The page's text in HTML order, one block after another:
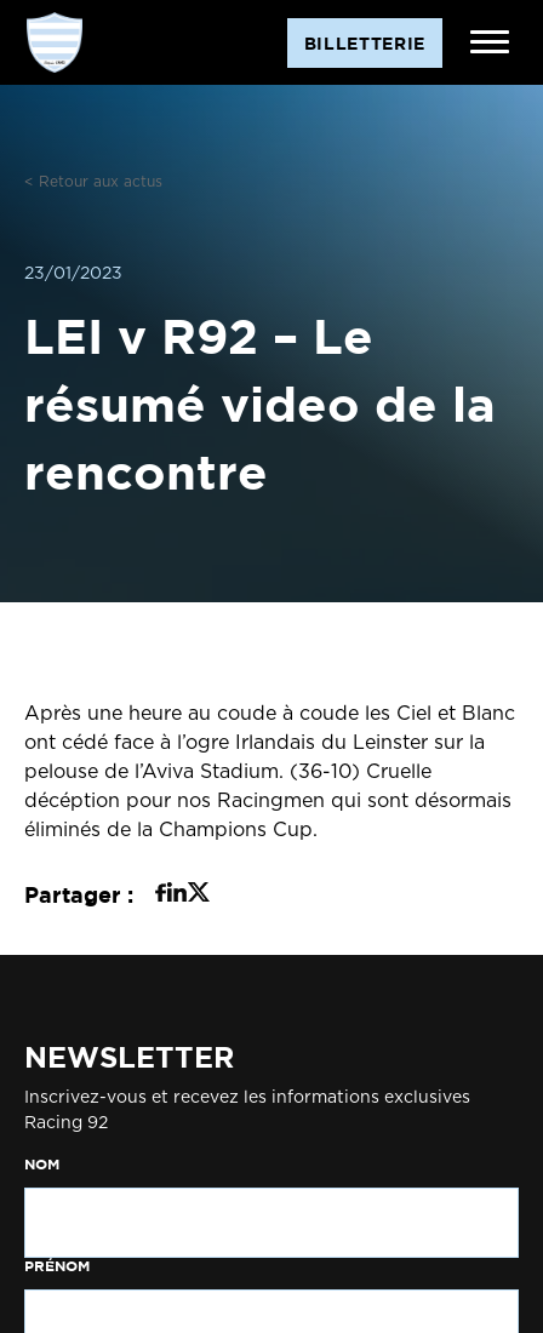
Aller
contenu
BILLETTERIE
< Retour aux actus
23/01/2023
LEI v R92 – Le
résumé video de la
rencontre
Après une heure au coude à coude les Ciel et Blanc
ont cédé face à l’ogre Irlandais du Leinster sur la
pelouse de l’Aviva Stadium. (36-10) Cruelle
décéption pour nos Racingmen qui sont désormais
éliminés de la Champions Cup.
Partager :
NEWSLETTER
Inscrivez-vous et recevez les informations exclusives
Racing 92
NOM
PRÉNOM